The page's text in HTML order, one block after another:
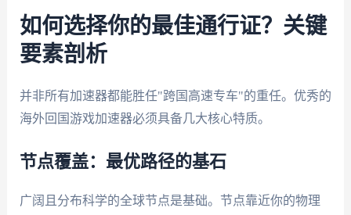
如何选择你的最佳通行证？关键
要素剖析
并非所有加速器都能胜任"跨国高速专车"的重任。优秀的
海外回国游戏加速器必须具备几大核心特质。
节点覆盖：最优路径的基石
广阔且分布科学的全球节点是基础。节点靠近你的物理